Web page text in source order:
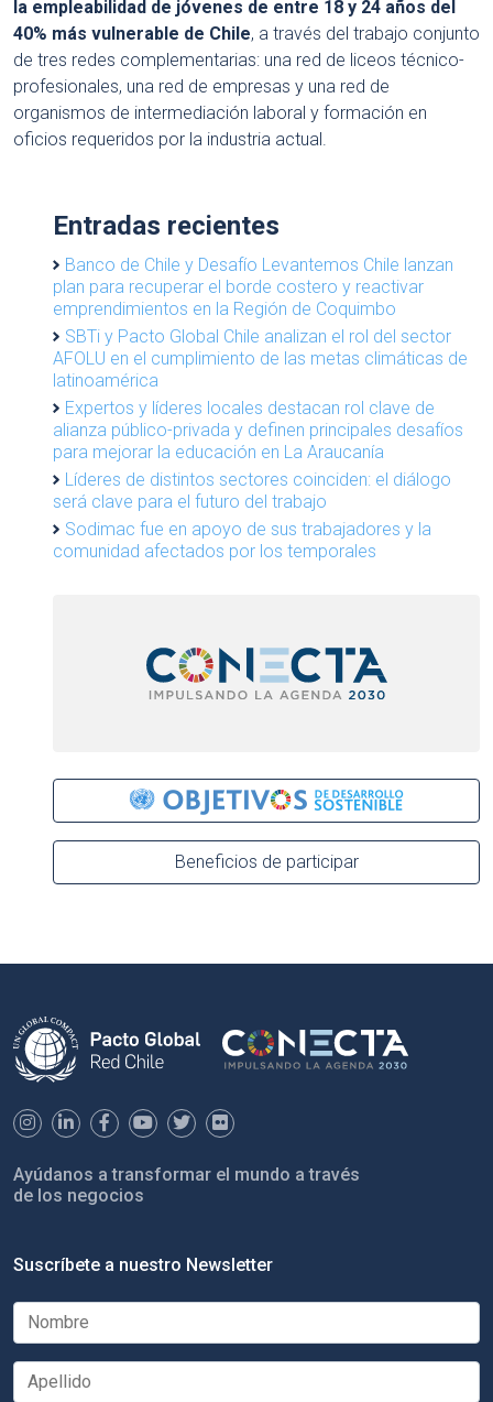
la empleabilidad de jóvenes de entre 18 y 24 años del
40% más vulnerable de Chile, a través del trabajo conjunto
de tres redes complementarias: una red de liceos técnico-
profesionales, una red de empresas y una red de
organismos de intermediación laboral y formación en
oficios requeridos por la industria actual.
Entradas recientes
Banco de Chile y Desafío Levantemos Chile lanzan
plan para recuperar el borde costero y reactivar
emprendimientos en la Región de Coquimbo
SBTi y Pacto Global Chile analizan el rol del sector
AFOLU en el cumplimiento de las metas climáticas de
latinoamérica
Expertos y líderes locales destacan rol clave de
alianza público-privada y definen principales desafíos
para mejorar la educación en La Araucanía
Líderes de distintos sectores coinciden: el diálogo
será clave para el futuro del trabajo
Sodimac fue en apoyo de sus trabajadores y la
comunidad afectados por los temporales
Beneficios de participar
Ayúdanos a transformar el mundo a través
de los negocios
Suscríbete a nuestro Newsletter